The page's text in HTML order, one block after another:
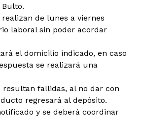
realizan de lunes a viernes
laboral sin poder acordar
el domicilio indicado, en caso
se realizará una
resultan fallidas, al no dar con
regresará al depósito.
y se deberá coordinar